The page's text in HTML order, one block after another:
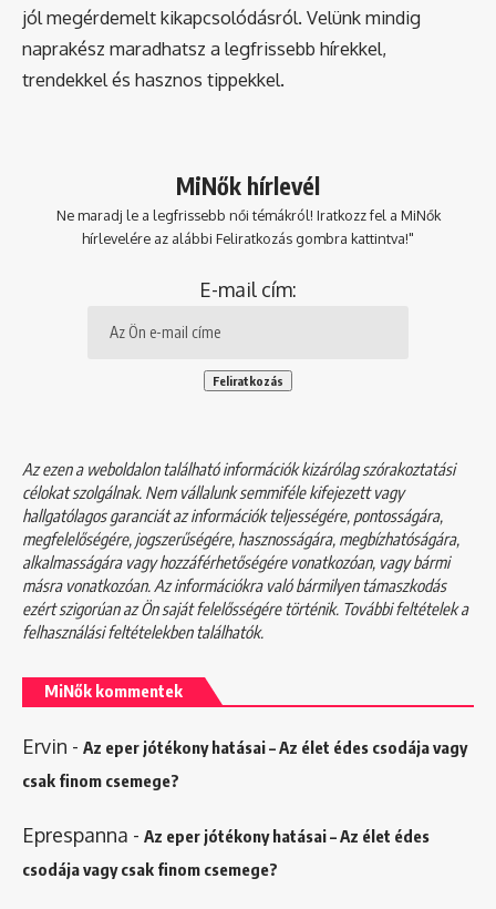
jól megérdemelt kikapcsolódásról. Velünk mindig
naprakész maradhatsz a legfrissebb hírekkel,
trendekkel és hasznos tippekkel.
MiNők hírlevél
Ne maradj le a legfrissebb női témákról! Iratkozz fel a MiNők
hírlevelére az alábbi Feliratkozás gombra kattintva!"
E-mail cím:
Az ezen a weboldalon található információk kizárólag szórakoztatási
célokat szolgálnak. Nem vállalunk semmiféle kifejezett vagy
hallgatólagos garanciát az információk teljességére, pontosságára,
megfelelőségére, jogszerűségére, hasznosságára, megbízhatóságára,
alkalmasságára vagy hozzáférhetőségére vonatkozóan, vagy bármi
másra vonatkozóan. Az információkra való bármilyen támaszkodás
ezért szigorúan az Ön saját felelősségére történik. További feltételek a
felhasználási feltételekbentalálhatók.
MiNők kommentek
Ervin - Az eper jótékony hatásai – Az élet édes csodája vagy
csak finom csemege?
Eprespanna - Az eper jótékony hatásai – Az élet édes
csodája vagy csak finom csemege?